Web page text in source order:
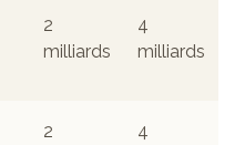
2
milliards
4
milliards
2
4